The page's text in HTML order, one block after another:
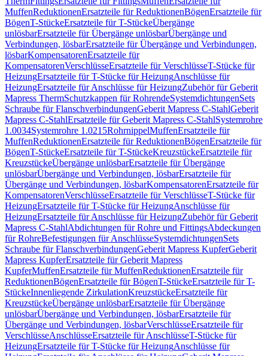
MuffenReduktionenErsatzteile für ReduktionenBögenErsatzteile für
BögenT-StückeErsatzteile für T-StückeÜbergänge
unlösbarErsatzteile für Übergänge unlösbarÜbergänge und
Verbindungen, lösbarErsatzteile für Übergänge und Verbindungen,
lösbarKompensatorenErsatzteile für
KompensatorenVerschlüsseErsatzteile für VerschlüsseT-Stücke für
HeizungErsatzteile für T-Stücke für HeizungAnschlüsse für
HeizungErsatzteile für Anschlüsse für HeizungZubehör für Geberit
Mapress ThermSchutzkappen für RohrendeSystemdichtungenSets
Schraube für FlanschverbindungenGeberit Mapress C-StahlGeberit
Mapress C-StahlErsatzteile für Geberit Mapress C-StahlSystemrohre
1.0034Systemrohre 1.0215RohrnippelMuffenErsatzteile für
MuffenReduktionenErsatzteile für ReduktionenBögenErsatzteile für
BögenT-StückeErsatzteile für T-StückeKreuzstückeErsatzteile für
KreuzstückeÜbergänge unlösbarErsatzteile für Übergänge
unlösbarÜbergänge und Verbindungen, lösbarErsatzteile für
Übergänge und Verbindungen, lösbarKompensatorenErsatzteile für
KompensatorenVerschlüsseErsatzteile für VerschlüsseT-Stücke für
HeizungErsatzteile für T-Stücke für HeizungAnschlüsse für
HeizungErsatzteile für Anschlüsse für HeizungZubehör für Geberit
Mapress C-StahlAbdichtungen für Rohre und FittingsAbdeckungen
für RohreBefestigungen für AnschlüsseSystemdichtungenSets
Schraube für FlanschverbindungenGeberit Mapress KupferGeberit
Mapress KupferErsatzteile für Geberit Mapress
KupferMuffenErsatzteile für MuffenReduktionenErsatzteile für
ReduktionenBögenErsatzteile für BögenT-StückeErsatzteile für T-
StückeInnenliegende ZirkulationKreuzstückeErsatzteile für
KreuzstückeÜbergänge unlösbarErsatzteile für Übergänge
unlösbarÜbergänge und Verbindungen, lösbarErsatzteile für
Übergänge und Verbindungen, lösbarVerschlüsseErsatzteile für
VerschlüsseAnschlüsseErsatzteile für AnschlüsseT-Stücke für
HeizungErsatzteile für T-Stücke für HeizungAnschlüsse für